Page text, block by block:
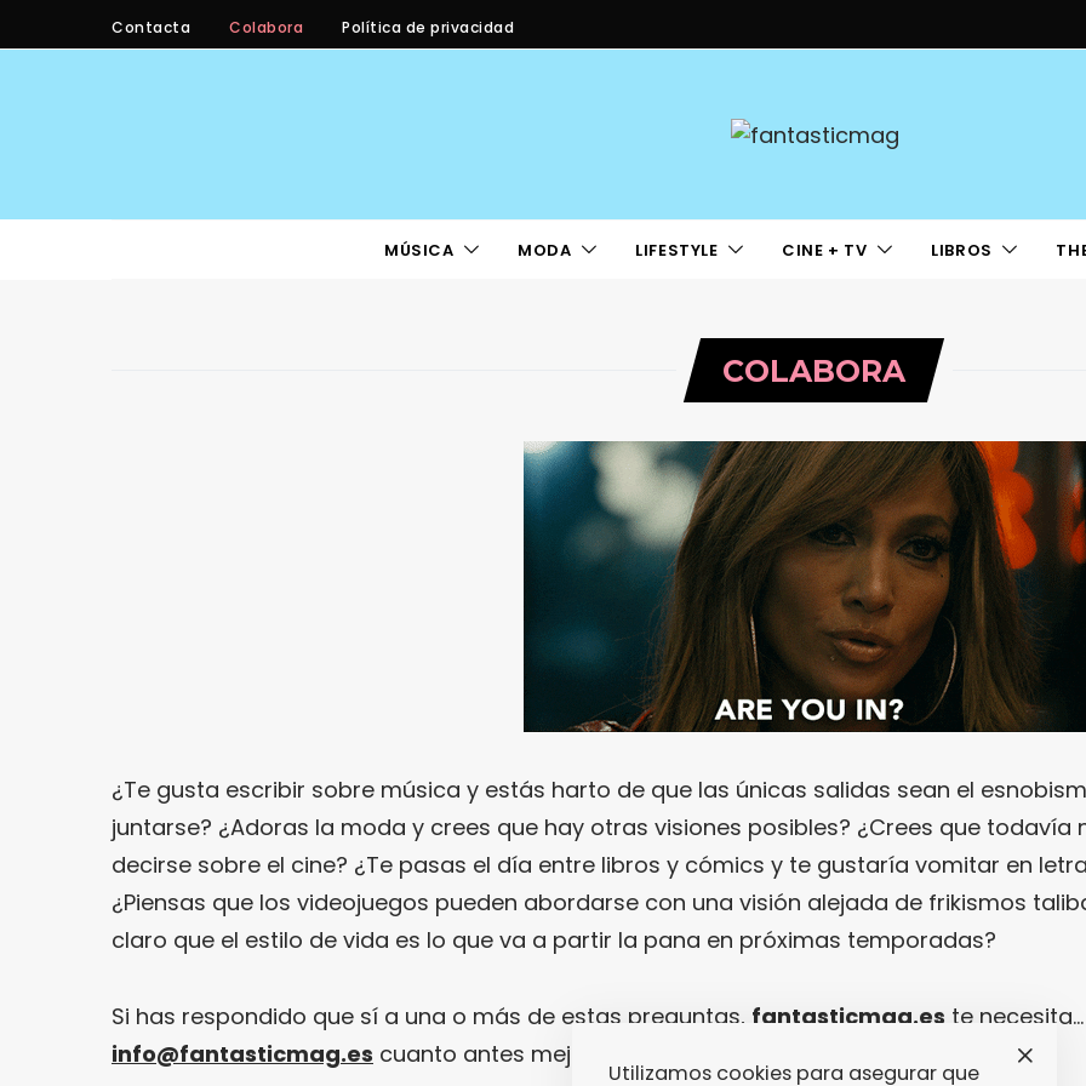
Contacta Colabora Política de privacidad
MÚSICA MODA LIFESTYLE CINE + TV LIBROS
COLABORA
¿Te gusta escribir sobre música y estás harto de que las únicas salidas sean el
juntarse? ¿Adoras la moda y crees que hay otras visiones posibles? ¿Crees que
decirse sobre el cine? ¿Te pasas el día entre libros y cómics y te gustaría vomitar en
¿Piensas que los videojuegos pueden abordarse con una visión alejada de frikismos
claro que el estilo de vida es lo que va a partir la pana en próximas temporadas?
Si has respondido que sí a una o más de estas preguntas, fantasticmag.es te
info@fantasticmag.es cuanto antes mejor.
Utilizamos cookies para asegurar que